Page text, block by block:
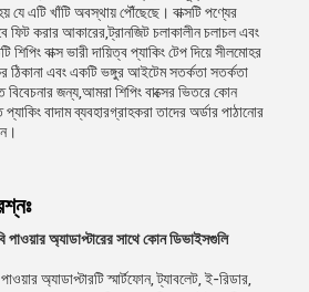
যে এটি খাঁটি অবস্থায় পৌঁছেছে। বাক্সটি পণ্যের
ফিট করার আকারের,ট্রানজিট চলাকালীন চলাচল এবং
শিপিং বাক্স ভারী দায়িত্ব প্যাকিং টেপ দিয়ে সীলমোহর
ঠিকানা এবং একটি ভঙ্গুর আইটেম সতর্কতা সতর্কতা
জন্য,আমরা শিপিং বাক্সের ভিতরে কোন
বাদাম ব্যবহারগ্রাহকরা তাদের অর্ডার পাঠানোর
অ্যাডাপ্টারের সাথে কোন ডিভাইসগুলি
অ্যাডাপ্টারটি স্মার্টফোন, ট্যাবলেট, ই-রিডার,